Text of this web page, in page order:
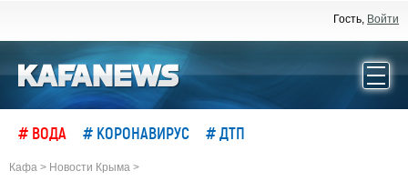
Гость, Войти
# ВОДА # КОРОНАВИРУС # ДТП
Кафа > Новости Крыма >